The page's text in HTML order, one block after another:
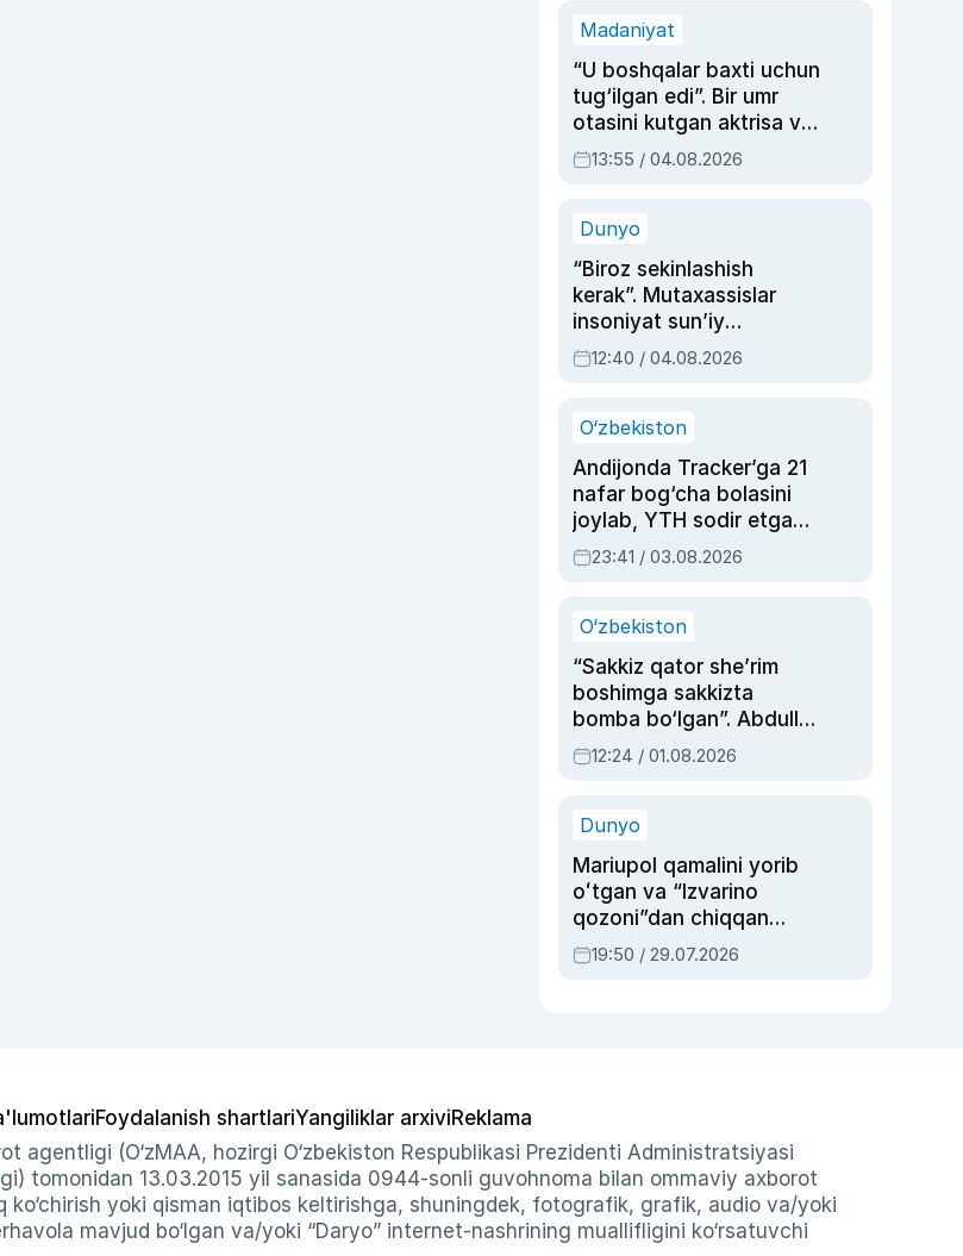
Madaniyat
“U boshqalar baxti uchun
tug‘ilgan edi”. Bir umr
otasini kutgan aktrisa va
dublyaj ustasi Rimma
Ahmedovaning
13:55 / 04.08.2026
Dunyo
“Biroz sekinlashish
kerak”. Mutaxassislar
insoniyat sun’iy
intellektni boshqara
olmay qolishidan xavotir
12:40 / 04.08.2026
O‘zbekiston
Andijonda Tracker’ga 21
nafar bog‘cha bolasini
joylab, YTH sodir etgan
ayolga sud hukmi o‘qildi
23:41 / 03.08.2026
O‘zbekiston
“Sakkiz qator she’rim
boshimga sakkizta
bomba bo‘lgan”. Abdulla
Oripovni siyosiy
ayblovlardan asrab
12:24 / 01.08.2026
Dunyo
Mariupol qamalini yorib
oʻtgan va “Izvarino
qozoni”dan chiqqan
qahramon — Ukraina
armiyasi bosh
19:50 / 29.07.2026
Foydalanish shartlariYangiliklar arxiviReklama
agentligi (O‘zMAA, hozirgi O‘zbekiston Respublikasi Prezidenti Administratsiyasi
tomonidan 13.03.2015 yil sanasida 0944-sonli guvohnoma bilan ommaviy axborot
yoki qisman iqtibos keltirishga, shuningdek, fotografik, grafik, audio va/yoki
mavjud bo‘lgan va/yoki “Daryo” internet-nashrining muallifligini ko‘rsatuvchi